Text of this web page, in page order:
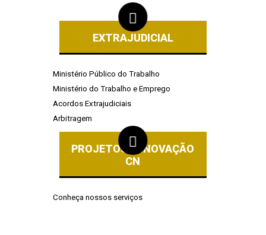
EXTRAJUDICIAL
Ministério Público do Trabalho
Ministério do Trabalho e Emprego
Acordos Extrajudiciais
Arbitragem
PROJETOS & INOVAÇÃO
CN
Conheça nossos serviços